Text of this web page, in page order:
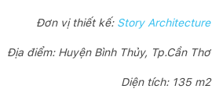
Đơn vị thiết kế: Story Architecture
Địa điểm: Huyện Bình Thủy, Tp.Cần Thơ
Diện tích: 135 m2